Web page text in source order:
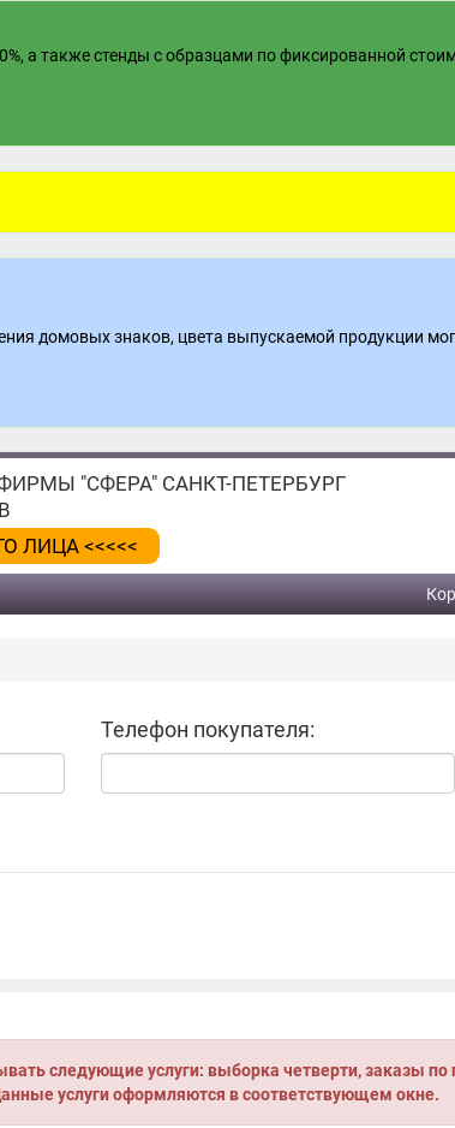
а также стенды с образцами по фиксированной
домовых знаков, цвета выпускаемой продукции
"СФЕРА" САНКТ-ПЕТЕРБУРГ
ЛИЦА <<<<<
Телефон покупателя:
следующие услуги: выборка четверти, заказы по
услуги оформляются в соответствующем окне.